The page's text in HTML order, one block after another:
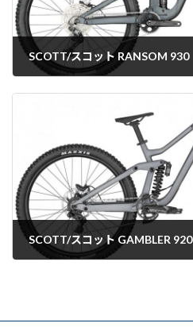
SCOTT/スコット RANSOM 930
SCOTT/スコット GAMBLER 920